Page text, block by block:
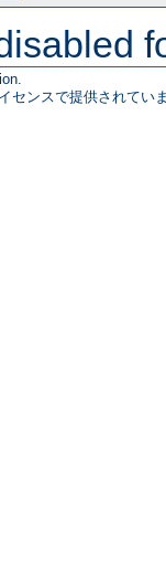
センスで提供されてい